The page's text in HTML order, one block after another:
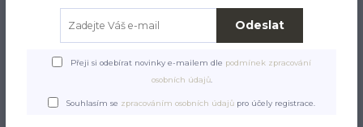
Tulipytlík látkový č. 2
Odeslat
Přeji si odebírat novinky e-mailem dle podmínek zpracování
osobních údajů.
Souhlasím se zpracováním osobních údajů pro účely registrace.